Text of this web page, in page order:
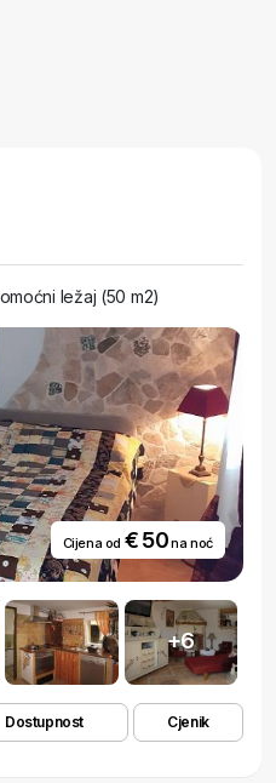
ležaj (50 m2)
Cijena od € 50na noć
+6
Dostupnost Cjenik